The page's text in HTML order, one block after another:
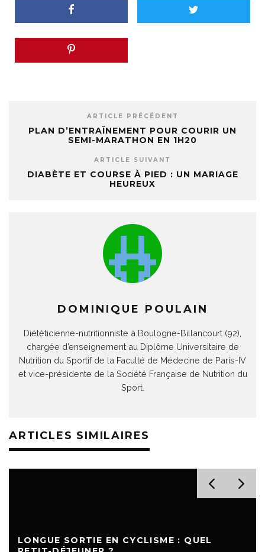
ARTICLE PRÉCÉDENT
PLAN D’ENTRAÎNEMENT POUR COURIR UN
SEMI-MARATHON EN 1H20
ARTICLE SUIVANT
DIABÈTE ET COURSE À PIED : UN MARIAGE
HEUREUX
DOMINIQUE POULAIN
Diététicienne-nutritionniste à Boulogne-Billancourt (92),
chargée d’enseignement au Diplôme Universitaire de
Nutrition du Sportif de la Faculté de Médecine de Paris-IV
et vice-présidente de la Société Française de Nutrition du
Sport.
ARTICLES SIMILAIRES
LONGUE SORTIE EN CYCLISME : QUEL